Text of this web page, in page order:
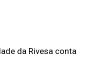
da Rivesa conta